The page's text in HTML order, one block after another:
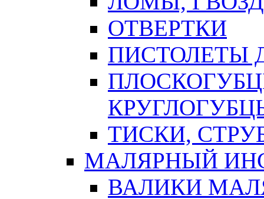
ОТВЕРТКИ
ПИСТОЛЕТЫ
ТИСКИ,
МАЛЯРНЫЙ
ВАЛИКИ